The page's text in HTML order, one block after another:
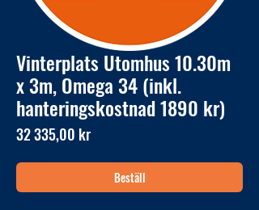
Vinterplats Utomhus 10.30m
x 3m, Omega 34 (inkl.
hanteringskostnad 1890 kr)
32 335,00 krPris
Beställ